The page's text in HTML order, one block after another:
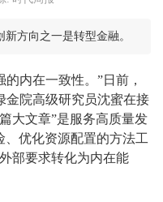
方向之一是转型金融。
的内在一致性。”日前，
金院高级研究员沈蜜在接
大文章”是服务高质量发
、优化资源配置的方法工
部要求转化为内在能